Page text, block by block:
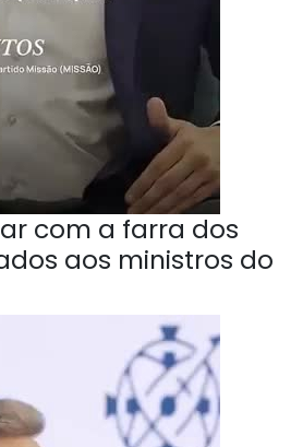
com a farra dos
aos ministros do